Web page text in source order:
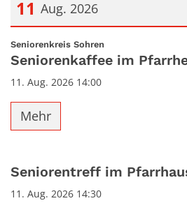
11 Aug. 2026
Datum: 11. August 2026
Seniorenkreis Sohren
Seniorenkaffee im
11. Aug. 2026 14:00
Mehr
Seniorentreff im
11. Aug. 2026 14:30